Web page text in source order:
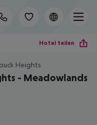
Hotel teilen
Heights
- Meadowlands